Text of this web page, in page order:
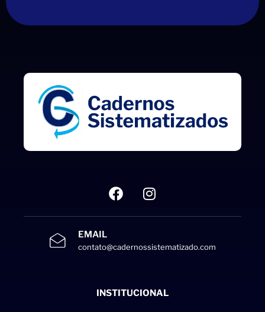
EMAIL
contato@cadernossistematizado.com
INSTITUCIONAL